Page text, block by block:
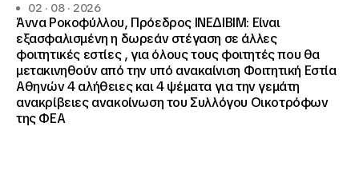
02 · 08 · 2026
Άννα Ροκοφύλλου, Πρόεδρος ΙΝΕΔΙΒΙΜ: Είναι
εξασφαλισμένη η δωρεάν στέγαση σε άλλες
φοιτητικές εστίες , για όλους τους φοιτητές που θα
μετακινηθούν από την υπό ανακαίνιση Φοιτητική Εστία
Αθηνών 4 αλήθειες και 4 ψέματα για την γεμάτη
ανακρίβειες ανακοίνωση του Συλλόγου Οικοτρόφων
της ΦΕΑ